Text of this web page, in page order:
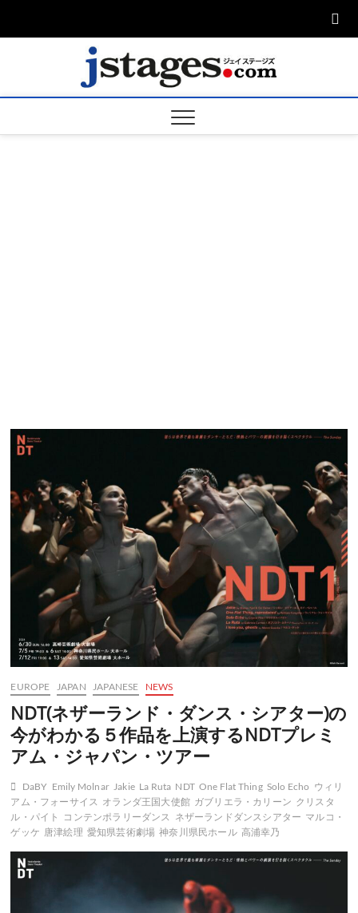
ージ
EUROPE JAPAN JAPANESE NEWS
NDT(ネザーランド・ダンス・シアター)の
今がわかる５作品を上演するNDTプレミ
アム・ジャパン・ツアー
DaBY Emily Molnar Jakie La Ruta NDT One Flat Thing Solo Echo ウィリ
アム・フォーサイス オランダ王国大使館 ガブリエラ・カリーン クリスタ
ル・パイト
コンテンポラリーダンス ネザーランドダンスシアター マルコ・
ゲッケ 唐津絵理 愛知県芸術劇場 神奈川県民ホール 高浦幸乃